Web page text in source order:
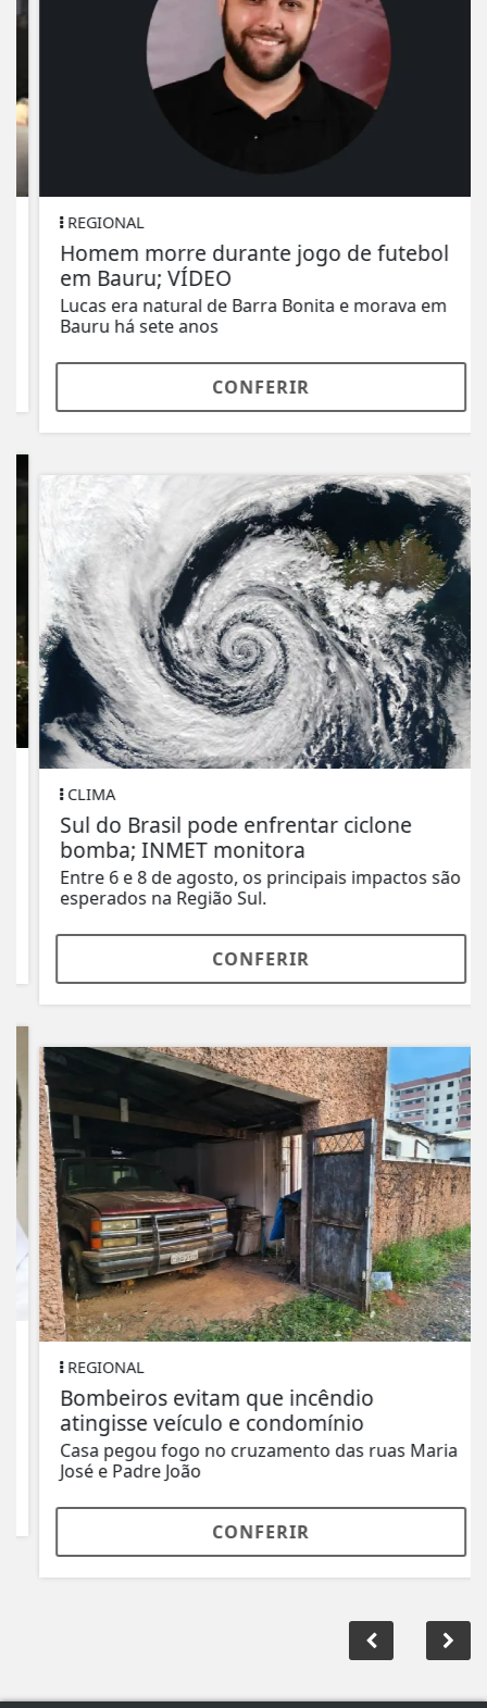
REGIONAL
Homem morre durante jogo de futebol
em Bauru; VÍDEO
Lucas era natural de Barra Bonita e morava em
Bauru há sete anos
CONFERIR
CLIMA
Sul do Brasil pode enfrentar ciclone
bomba; INMET monitora
Entre 6 e 8 de agosto, os principais impactos são
esperados na Região Sul.
CONFERIR
REGIONAL
Bombeiros evitam que incêndio
atingisse veículo e condomínio
Casa pegou fogo no cruzamento das ruas Maria
José e Padre João
CONFERIR